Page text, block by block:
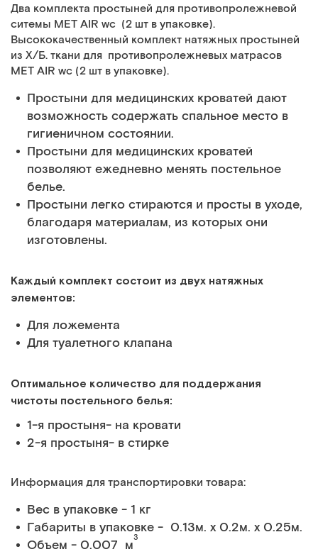
Два комплекта простыней для противопролежневой
ситемы MET AIR wc (2 шт в упаковке).
Высококачественный комплект натяжных простыней
из Х/Б. ткани для противопролежневых матрасов
MET AIR wc (2 шт в упаковке).
Простыни для медицинских кроватей дают
возможность содержать спальное место в
гигиеничном состоянии.
Простыни для медицинских кроватей
позволяют ежедневно менять постельное
белье.
Простыни легко стираются и просты в уходе,
благодаря материалам, из которых они
изготовлены.
Каждый комплект состоит из двух натяжных
элементов:
Для ложемента
Для туалетного клапана
Оптимальное количество для поддержания
чистоты постельного белья:
1-я простыня- на кровати
2-я простыня- в стирке
Информация для транспортировки товара:
Вес в упаковке - 1 кг
Габариты в упаковке - 0.13м. x 0.2м. x 0.25м.
Объем - 0.007 м3